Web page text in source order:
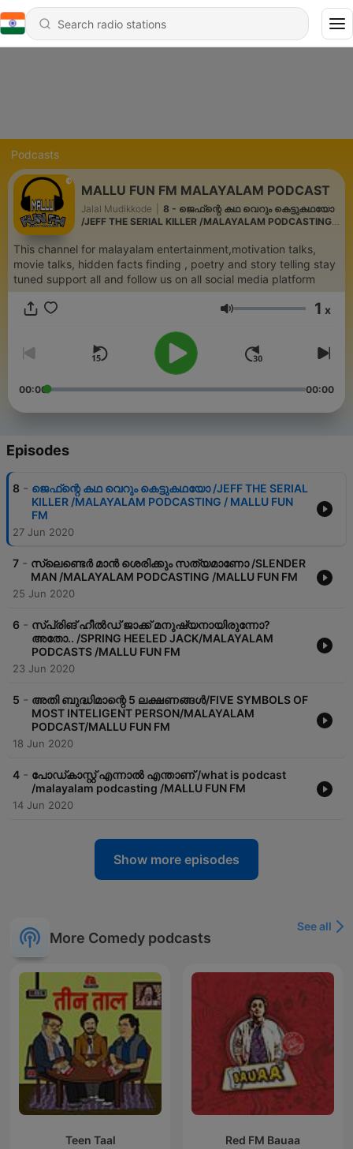
Podcasts
MALLU FUN FM MALAYALAM PODCAST
Jalal Mudikkode
8 - ജെഫ്‌ന്റെ കഥ വെറും കെട്ടുകഥയോ
/JEFF THE SERIAL KILLER /MALAYALAM PODCASTING /
This channel for malayalam entertainment,motivation talks,
movie talks, hidden facts finding , poetry and story telling stay
tuned support all and follow us on all social media platform
Volume 1 x
00:00 00:00
Episodes
8 - ജെഫ്‌ന്റെ കഥ വെറും കെട്ടുകഥയോ /JEFF THE SERIAL
KILLER /MALAYALAM PODCASTING / MALLU FUN
FM
27 Jun 2020
7 - സ്ലെണ്ടെർ മാൻ ശെരിക്കും സത്യമാണോ /SLENDER
MAN /MALAYALAM PODCASTING /MALLU FUN FM
25 Jun 2020
6 - സ്പ്രിങ് ഹീൽഡ് ജാക്ക് മനുഷ്യനായിരുന്നോ?
അതോ.. /SPRING HEELED JACK/MALAYALAM
PODCASTS /MALLU FUN FM
23 Jun 2020
5 - അതി ബുദ്ധിമാന്റെ 5 ലക്ഷണങ്ങൾ/FIVE SYMBOLS OF
MOST INTELIGENT PERSON/MALAYALAM
PODCAST/MALLU FUN FM
18 Jun 2020
4 - പോഡ്കാസ്റ്റ് എന്നാൽ എന്താണ് /what is podcast
/malayalam podcasting /MALLU FUN FM
14 Jun 2020
Show more episodes
More Comedy podcasts
See all
Teen Taal Red FM Bauaa